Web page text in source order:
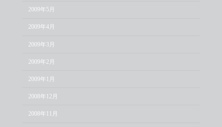
2009年5月
2009年4月
2009年3月
2009年2月
2009年1月
2008年12月
2008年11月